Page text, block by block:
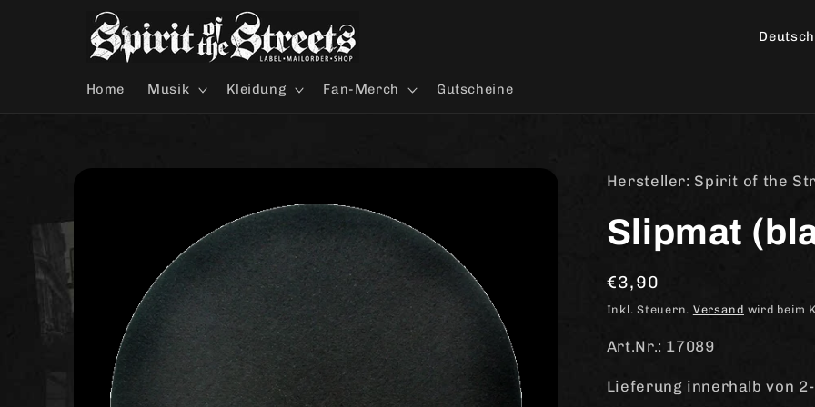
Home Musik Kleidung Fan-Merch Gutscheine
L
d
R
g
n
Hersteller: Spirit of the
Slipmat
Normaler
Preis
€3,90
Inkl. Steuern. Versand wird beim
Art.Nr.: 17089
Lieferung innerhalb von